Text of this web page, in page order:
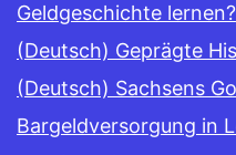
Geldgeschichte lernen?
(Deutsch) Geprägte
(Deutsch) Sachsens
Bargeldversorgung in